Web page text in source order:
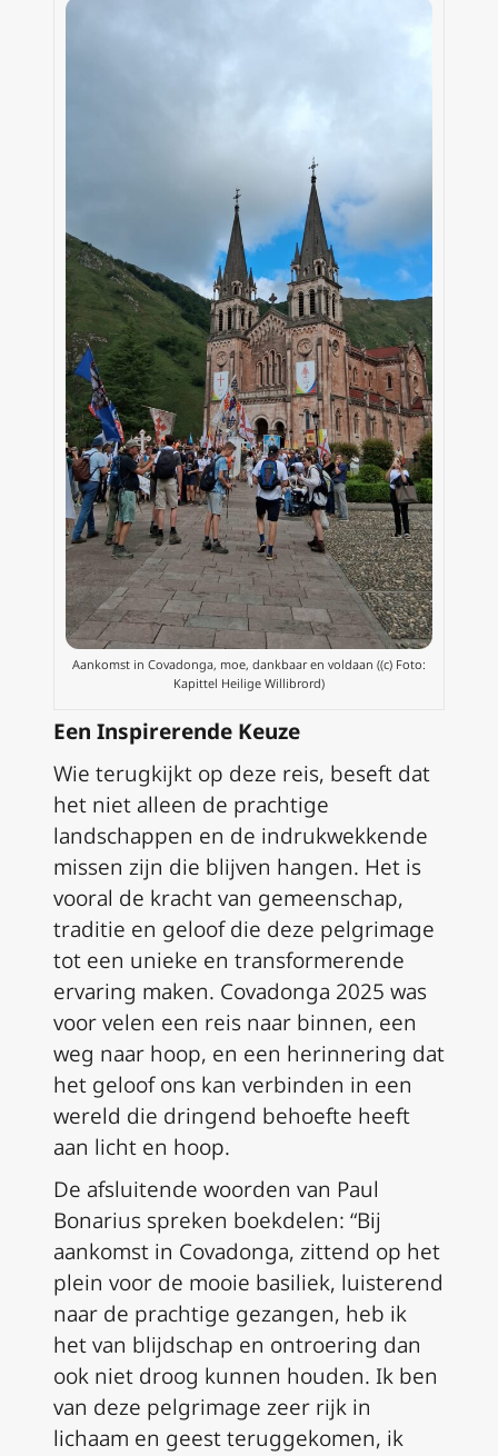
Aankomst in Covadonga, moe, dankbaar en voldaan ((c) Foto:
Kapittel Heilige Willibrord)
Een Inspirerende Keuze
Wie terugkijkt op deze reis, beseft dat
het niet alleen de prachtige
landschappen en de indrukwekkende
missen zijn die blijven hangen. Het is
vooral de kracht van gemeenschap,
traditie en geloof die deze pelgrimage
tot een unieke en transformerende
ervaring maken. Covadonga 2025 was
voor velen een reis naar binnen, een
weg naar hoop, en een herinnering dat
het geloof ons kan verbinden in een
wereld die dringend behoefte heeft
aan licht en hoop.
De afsluitende woorden van Paul
Bonarius spreken boekdelen: “Bij
aankomst in Covadonga, zittend op het
plein voor de mooie basiliek, luisterend
naar de prachtige gezangen, heb ik
het van blijdschap en ontroering dan
ook niet droog kunnen houden. Ik ben
van deze pelgrimage zeer rijk in
lichaam en geest teruggekomen, ik